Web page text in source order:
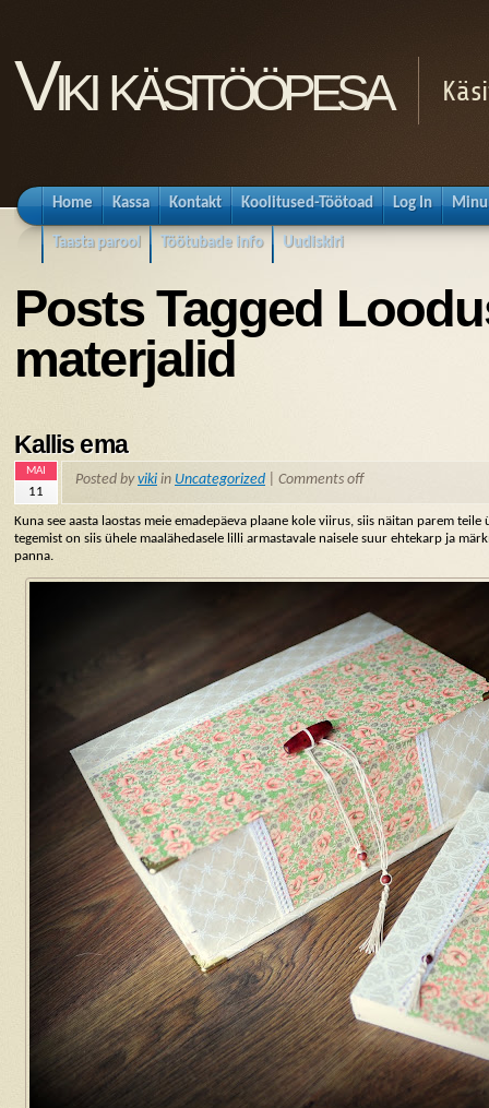
Viki käsitööpesa
Home Kassa Kontakt Koolitused-Töötoad Log In
Taasta parool Töötubade info Uudiskiri
Posts Tagged
materjalid
Kallis ema
MAI
11
Posted byviki in Uncategorized Comments off
Kuna see aasta laostas meie emadepäeva plaane kole viirus, siis näitan parem
tegemist on siis ühele maalähedasele lilli armastavale naisele suur ehtekarp ja
panna.